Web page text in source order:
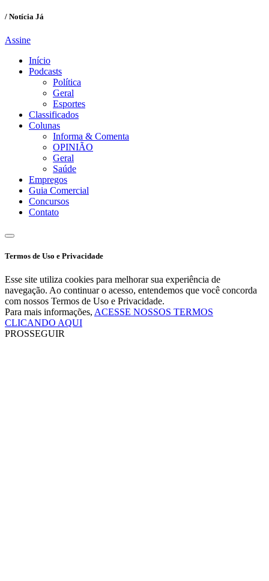
/ Notícia Já
Assine
Início
Podcasts
Política
Geral
Esportes
Classificados
Colunas
Informa & Comenta
OPINIÃO
Geral
Saúde
Empregos
Guia Comercial
Concursos
Contato
Termos de Uso e Privacidade
Esse site utiliza cookies para melhorar sua experiência de
navegação. Ao continuar o acesso, entendemos que você concorda
com nossos Termos de Uso e Privacidade.
Para mais informações, ACESSE NOSSOS TERMOS
CLICANDO AQUI
PROSSEGUIR